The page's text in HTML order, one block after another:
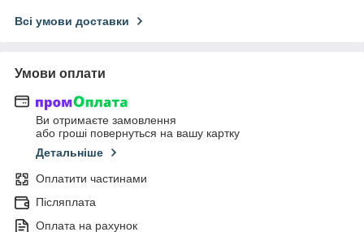
Всі умови доставки
Умови оплати
Ви отримаєте замовлення
або гроші повернуться на вашу картку
Детальніше
Оплатити частинами
Післяплата
Оплата на рахунок